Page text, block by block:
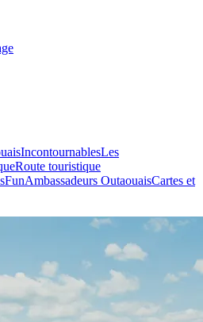
IncontournablesLes
Route touristique
Ambassadeurs OutaouaisCartes et